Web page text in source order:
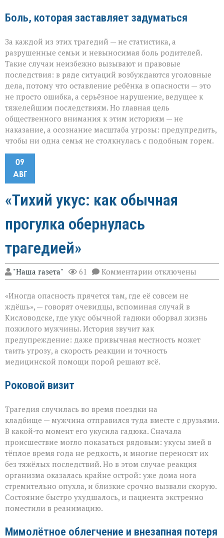
Боль, которая заставляет задуматься
За каждой из этих трагедий — не статистика, а
разрушенные семьи и невыносимая боль родителей.
Такие случаи неизбежно вызывают и правовые
последствия: в ряде ситуаций возбуждаются уголовные
дела, потому что оставление ребёнка в опасности — это
не просто ошибка, а серьёзное нарушение, ведущее к
тяжелейшим последствиям. Но главная цель
общественного внимания к этим историям — не
наказание, а осознание масштаба угрозы: предупредить,
чтобы ни одна семья не столкнулась с подобным горем.
09
АВГ
«Тихий укус: как обычная
прогулка обернулась
трагедией»
"Наша газета" 61 Комментарии к
записи
укус:
как
обычная
прогулка
обернулась
трагедией»
отключены
«Иногда опасность прячется там, где её совсем не
ждёшь», — говорят очевидцы, вспоминая случай в
Кисловодске, где укус обычной гадюки оборвал жизнь
пожилого мужчины. История звучит как
предупреждение: даже привычная местность может
таить угрозу, а скорость реакции и точность
медицинской помощи порой решают всё.
Роковой визит
Трагедия случилась во время поездки на
кладбище — мужчина отправился туда вместе с друзьями.
В какой‑то момент его укусила гадюка. Сначала
происшествие могло показаться рядовым: укусы змей в
тёплое время года не редкость, и многие переносят их
без тяжёлых последствий. Но в этом случае реакция
организма оказалась крайне острой: уже дома нога
стремительно опухла, и близкие срочно вызвали скорую.
Состояние быстро ухудшалось, и пациента экстренно
поместили в реанимацию.
Мимолётное облегчение и внезапная потеря